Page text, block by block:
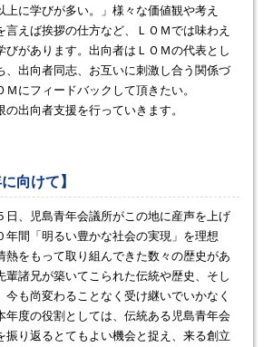
上に学びが多い。」様々な価値観や考え
言えば挨拶の仕方など、ＬＯＭでは味わえ
びがあります。出向者はＬＯＭの代表とし
、出向者同志、お互いに刺激し合う関係づ
Ｍにフィードバックして頂きたい。
の出向者支援を行っていきます。
向けて】
、児島青年会議所がこの地に産声を上げ
年間「明るい豊かな社会の実現」を理想
熱をもって取り組んできた数々の歴史があ
輩諸兄が築いてこられた伝統や歴史、そし
今も尚変わることなく受け継いでいかなく
年度の役割としては、伝統ある児島青年会
振り返るとてもよい機会と捉え、来る創立